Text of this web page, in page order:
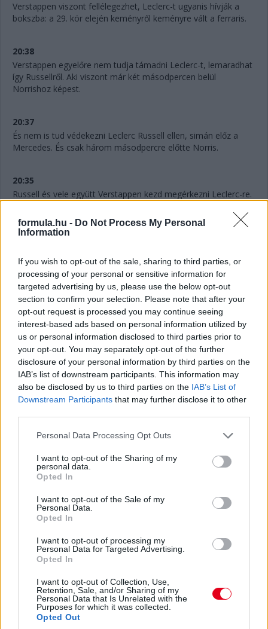
formula.hu - Do Not Process My Personal
Information
If you wish to opt-out of the sale, sharing to third parties, or
processing of your personal or sensitive information for
targeted advertising by us, please use the below opt-out
section to confirm your selection. Please note that after your
opt-out request is processed you may continue seeing
interest-based ads based on personal information utilized by
us or personal information disclosed to third parties prior to
your opt-out. You may separately opt-out of the further
disclosure of your personal information by third parties on the
IAB’s list of downstream participants. This information may
also be disclosed by us to third parties on the IAB’s List of
Downstream Participants that may further disclose it to other
Please note that this website/app uses one or more Google
not limited to your visit or usage behaviour. You may click to
grant or deny consent to Google and its third-party tags to
use your data for below specified purposes in below Google
consent section.
Personal Data Processing Opt Outs
I want to opt-out of the Sharing of my
personal data.
Opted In
I want to opt-out of the Sale of my
Personal Data.
Opted In
I want to opt-out of processing my
Personal Data for Targeted Advertising.
Opted In
I want to opt-out of Collection, Use,
Retention, Sale, and/or Sharing of my
Personal Data that Is Unrelated with the
Purposes for which it was collected.
Opted Out
Verstappen viszont fellélegezhet, Leclerc-t ugyanis hívják a
bokszba: a 29. kör elején keményről keményre vált a ferraris.
20:38
Verstappen egyelőre nem tudja támadni Leclerc-t, lemaradhat
így Russellről. Aki viszont már két másodpercen belül
Norrishoz képest.
20:37
És nem is tud védekezni Leclerc Russell ellen, simán előz a
Mercedes. És csak három másodpercre előtte Norris.
20:35
Russell és vele együtt Verstappen kezd megérkezni Leclerc-re.
20:34
Közben Leclerc-nek a B tervet javasolják, a monacói viszont
inkább a C tervet preferálná.
20:32
Nagyon hasonló tempót megy mindenki, de inkább zárul az
olló: Russellhez is lopja a távolságot Verstappen, már másfél
másodperc alatt a differencia.
20:30
Albon reklamál a rádión, hogy nem hallgatnak rá...
Leclerc amúgy minimálisan, századokkal ugyan, de gyorsabb
Norrisnál, három másodperc alá faragta a különbséget az
Norris és Leclerc tehát az első két helyen keményeken,
mögöttük a már kereket cserélőknél nem változott a sorrend:
Russell, Verstappen, Antonelli, Piastri - utóbbi épp most
Sainz vetődött be elfékezősen Bortoleto mellé a hajtűben,